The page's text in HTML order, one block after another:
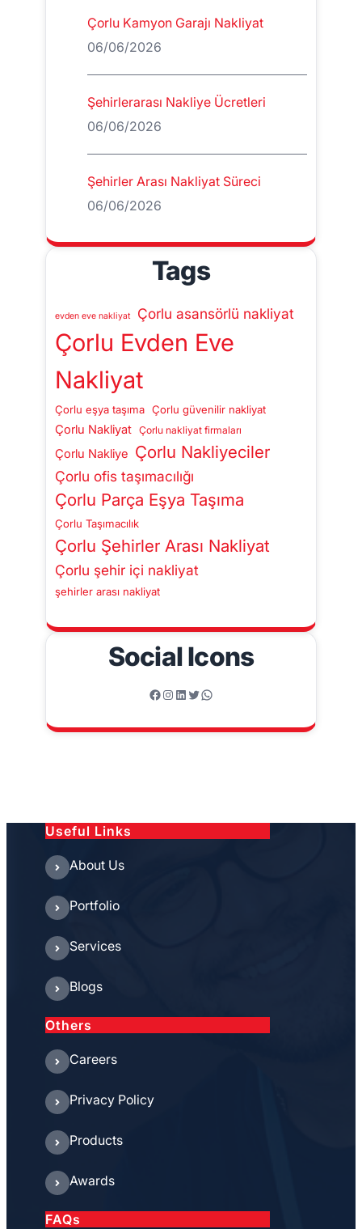
Çorlu Kamyon Garajı Nakliyat
06/06/2026
Şehirlerarası Nakliye Ücretleri
06/06/2026
Şehirler Arası Nakliyat Süreci
06/06/2026
Tags
evden eve nakliyat Çorlu asansörlü nakliyat
Çorlu Evden Eve
Nakliyat
Çorlu eşya taşıma Çorlu güvenilir nakliyat
Çorlu Nakliyat Çorlu nakliyat firmaları
Çorlu Nakliye Çorlu Nakliyeciler
Çorlu ofis taşımacılığı
Çorlu Parça Eşya Taşıma
Çorlu Taşımacılık
Çorlu Şehirler Arası Nakliyat
Çorlu şehir içi nakliyat
şehirler arası nakliyat
Social Icons
Facebook Instagram LinkedIn Twitter WhatsApp
Useful Links
About Us
Portfolio
Services
Blogs
Others
Careers
Privacy Policy
Products
Awards
FAQs